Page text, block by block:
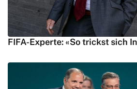
FIFA-Experte: «So trickst sich